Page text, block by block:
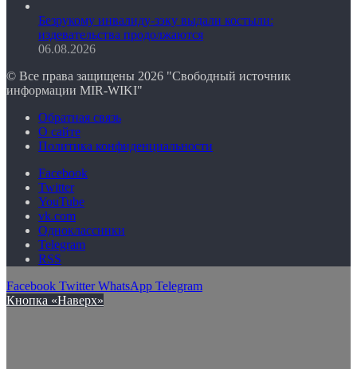
Безрукому инвалиду-зэку выдали костыли:
издевательства продолжаются
06.08.2026
© Все права защищены 2026 "Свободный источник
информации MIR-WIKI"
Обратная связь
О сайте
Политика конфиденциальности
Facebook
Twitter
YouTube
vk.com
Одноклассники
Telegram
RSS
Facebook Twitter WhatsApp Telegram
Кнопка «Наверх»